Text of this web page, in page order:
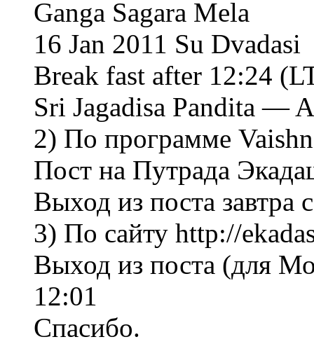
Ganga Sagara Mela
16 Jan 2011 Su Dvadasi
Break fast after 12:24
Sri Jagadisa Pandita —
2) По программе
Пост на Путрада
Выход из поста завтра
3) По сайту http://
Выход из поста (для
12:01
Спасибо.